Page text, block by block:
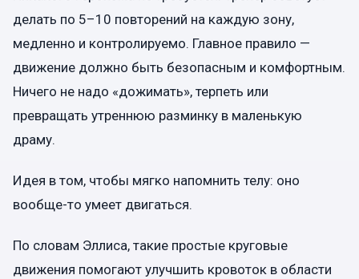
делать по 5–10 повторений на каждую зону,
медленно и контролируемо. Главное правило —
движение должно быть безопасным и комфортным.
Ничего не надо «дожимать», терпеть или
превращать утреннюю разминку в маленькую
драму.
Идея в том, чтобы мягко напомнить телу: оно
вообще-то умеет двигаться.
По словам Эллиса, такие простые круговые
движения помогают улучшить кровоток в области